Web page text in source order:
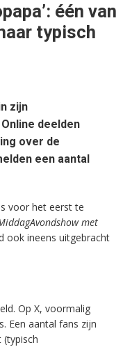
één van
typisch
zijn
deelden
over de
een aantal
voor het eerst te
met
ook ineens uitgebracht
Op X, voormalig
Een aantal fans zijn